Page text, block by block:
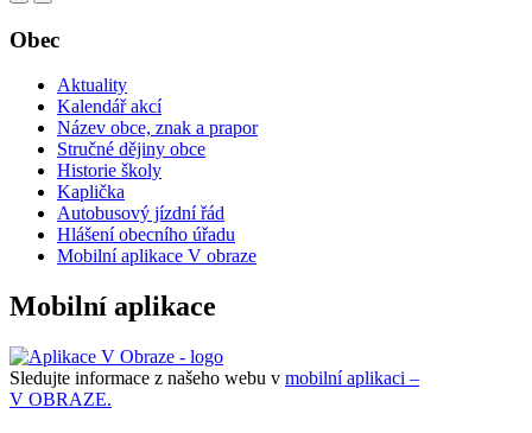
Obec
Aktuality
Kalendář akcí
Název obce, znak a prapor
Stručné dějiny obce
Historie školy
Kaplička
Autobusový jízdní řád
Hlášení obecního úřadu
Mobilní aplikace V obraze
Mobilní aplikace
Sledujte informace z našeho webu v mobilní aplikaci –
V OBRAZE.